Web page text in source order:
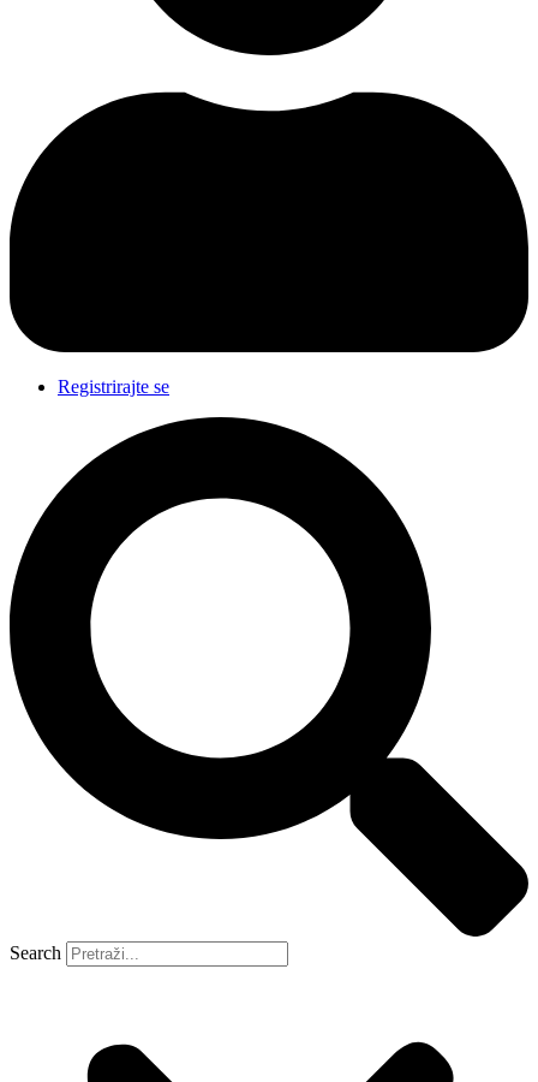
Registrirajte se
Search